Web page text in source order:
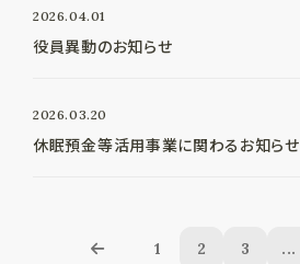
2026.04.01
役員異動のお知らせ
2026.03.20
休眠預金等活用事業に関わるお知らせ
1 2 3 ...